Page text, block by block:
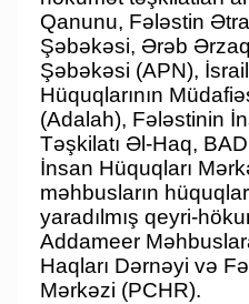
Qanunu, Fələstin
Şəbəkəsi, Ərəb
Şəbəkəsi (APN),
Hüquqlarının
(Adalah), Fələstinin
Təşkilatı Əl-Haq,
İnsan Hüquqları
məhbusların
yaradılmış qeyri-
Addameer
Haqları Dərnəyi və
Mərkəzi (PCHR).